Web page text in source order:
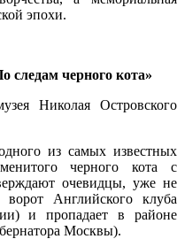
эпохи.
следам черного кота»
Николая Островского
из самых известных
черного кота с
очевидцы, уже не
ворот Английского клуба
и пропадает в районе
Москвы).